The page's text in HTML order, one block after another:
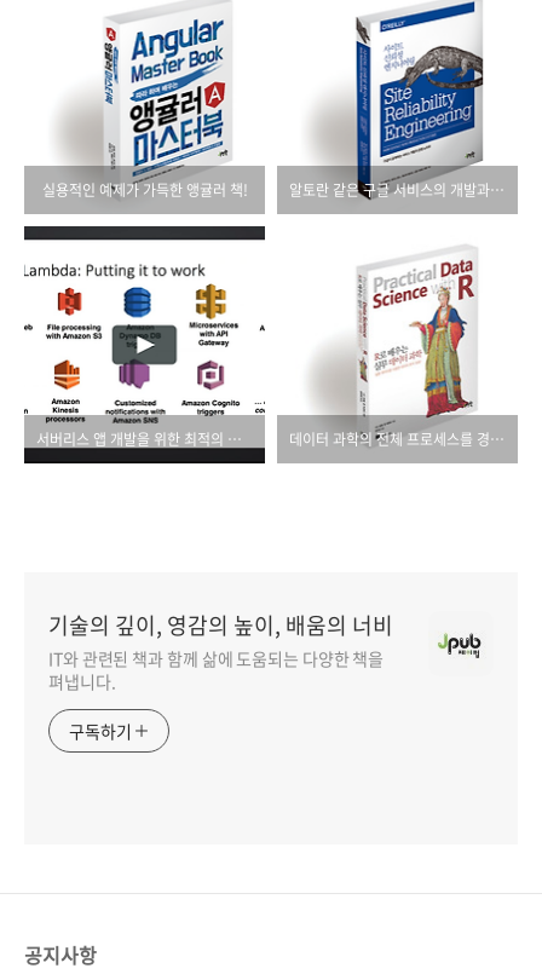
실용적인 예제가 가득한 앵귤러 책! 알토란 같은 구글 서비스의 개발과 운영 노하우를 공개하다
서버리스 앱 개발을 위한 최적의 도구! 데이터 과학의 전체 프로세스를 경험하다!
기술의 깊이, 영감의 높이, 배움의 너비
IT와 관련된 책과 함께 삶에 도움되는 다양한 책을
펴냅니다.
구독하기
공지사항